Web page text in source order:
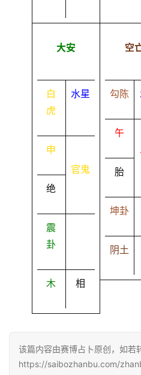
大安
白
虎
水星
申
绝
官鬼
震
卦
木 相
空
勾陈
午
胎
坤卦
阴土
该篇内容由赛博占卜原创，如若
https://saibozhanbu.com/